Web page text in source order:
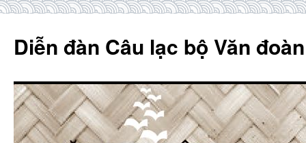
content
Diễn đàn Câu lạc bộ Văn